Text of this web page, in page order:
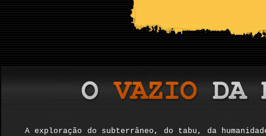
A exploração do subterrâneo, do tabu, da